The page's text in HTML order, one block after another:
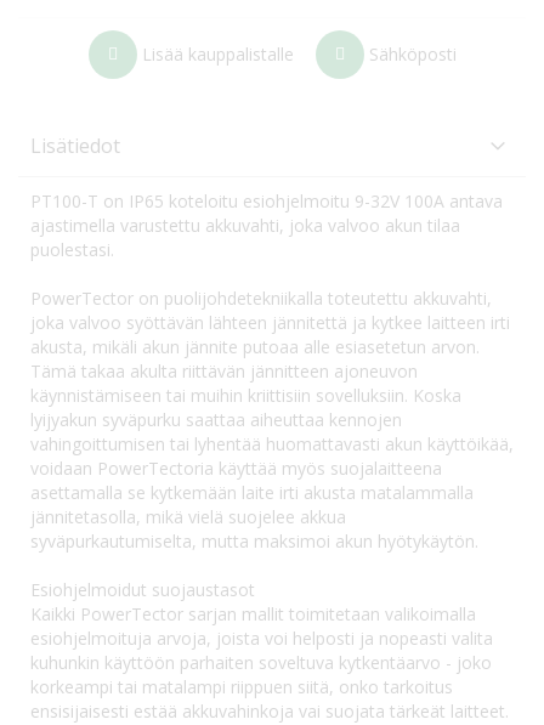
Lisää kauppalistalle Sähköposti
Lisätiedot
PT100-T on IP65 koteloitu esiohjelmoitu 9-32V 100A antava
ajastimella varustettu akkuvahti, joka valvoo akun tilaa
puolestasi.
PowerTector on puolijohdetekniikalla toteutettu akkuvahti,
joka valvoo syöttävän lähteen jännitettä ja kytkee laitteen irti
akusta, mikäli akun jännite putoaa alle esiasetetun arvon.
Tämä takaa akulta riittävän jännitteen ajoneuvon
käynnistämiseen tai muihin kriittisiin sovelluksiin. Koska
lyijyakun syväpurku saattaa aiheuttaa kennojen
vahingoittumisen tai lyhentää huomattavasti akun käyttöikää,
voidaan PowerTectoria käyttää myös suojalaitteena
asettamalla se kytkemään laite irti akusta matalammalla
jännitetasolla, mikä vielä suojelee akkua
syväpurkautumiselta, mutta maksimoi akun hyötykäytön.
Esiohjelmoidut suojaustasot
Kaikki PowerTector sarjan mallit toimitetaan valikoimalla
esiohjelmoituja arvoja, joista voi helposti ja nopeasti valita
kuhunkin käyttöön parhaiten soveltuva kytkentäarvo - joko
korkeampi tai matalampi riippuen siitä, onko tarkoitus
ensisijaisesti estää akkuvahinkoja vai suojata tärkeät laitteet.